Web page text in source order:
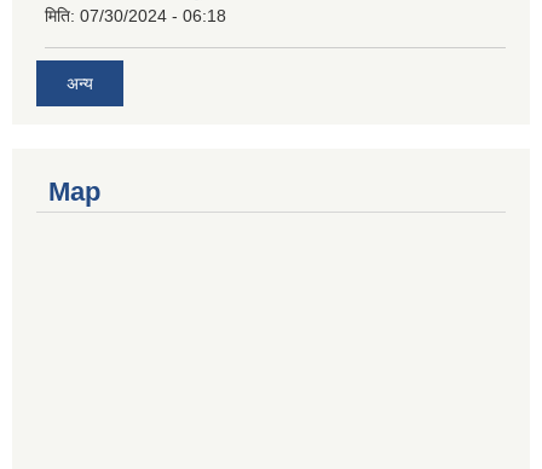
मिति: 07/30/2024 - 06:18
अन्य
Map